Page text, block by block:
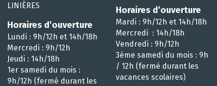
LINIÈRES
Horaires d’ouverture
Lundi : 9h/12h et 14h/18h
Mercredi : 9h/12h
Jeudi : 14h/18h
1er samedi du mois :
9h/12h (fermé durant les
Horaires d’ouverture
Mardi : 9h/12h et 14h/18h
Mercredi : 14h/18h
Vendredi : 9h/12h
3ème samedi du mois : 9h
/ 12h (fermé durant les
vacances scolaires)